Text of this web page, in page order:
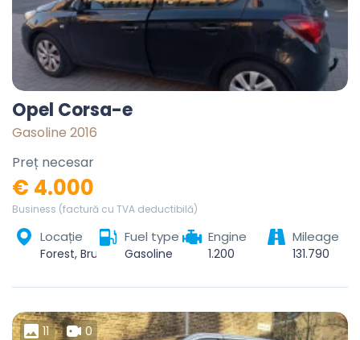
Opel Corsa-e
Gasoline 2016
Preț necesar
€ 4.000
Business (factură cu TVA deductibilă)
Locație Fuel type
Gasoline
Engine
1.200
Mileage
131.790
11 0